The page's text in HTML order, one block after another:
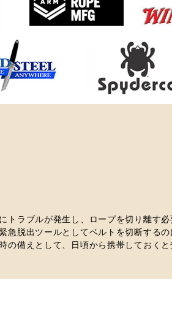
トラブルが発生し、ロープを切り離す
急脱出ツールとしてベルトを切断する
備えとして、日頃から携帯しておくと